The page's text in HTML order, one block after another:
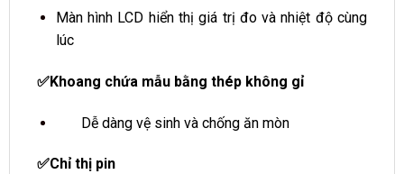
Màn hình LCD hiển thị giá trị đo và nhiệt độ cùng
lúc
✅Khoang chứa mẫu bằng thép không gỉ
Dễ dàng vệ sinh và chống ăn mòn
✅Chỉ thị pin